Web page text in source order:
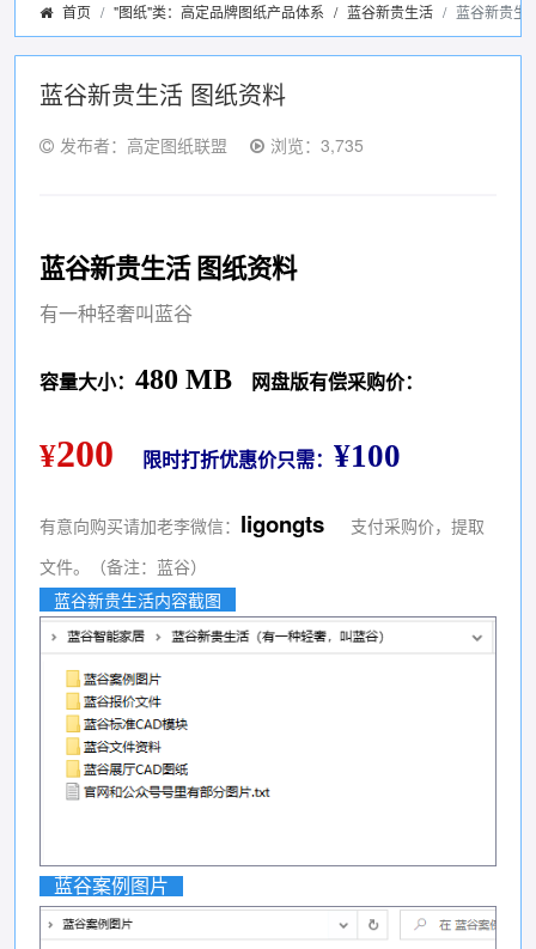
首页 "图纸"类：高定品牌图纸产品体系 / 蓝谷新贵生活 蓝谷新贵生
蓝谷新贵生活 图纸资料
发布者：高定图纸联盟 浏览：3,735
蓝谷新贵生活 图纸资料
有一种轻奢叫蓝谷
容量大小： 480 MB 网盘版有偿采购价：
¥200 限时打折优惠价只需： ¥100
有意向购买请加老李微信： ligongts
支付采购价，提取
文件。（备注：蓝谷）
蓝谷新贵生活内容截图
蓝谷案例图片